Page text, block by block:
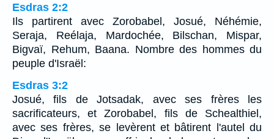
Esdras 2:2
Ils partirent avec Zorobabel, Josué, Néhémie,
Seraja, Reélaja, Mardochée, Bilschan, Mispar,
Bigvaï, Rehum, Baana. Nombre des hommes du
peuple d'Israël:
Esdras 3:2
Josué, fils de Jotsadak, avec ses frères les
sacrificateurs, et Zorobabel, fils de Schealthiel,
avec ses frères, se levèrent et bâtirent l'autel du